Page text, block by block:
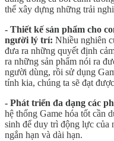
thể xây dựng những trải
- Thiết kế sản phẩm cho
người lý trí: Nhiều nghiên
đưa ra những quyết định
ra những sản phẩm nói ra
người dùng, rồi sử dụng
tính kia, chúng ta sẽ đạt
- Phát triển đa dạng các
hệ thống Game hóa tốt cần
sinh để duy trì động lực của
ngắn hạn và dài hạn.